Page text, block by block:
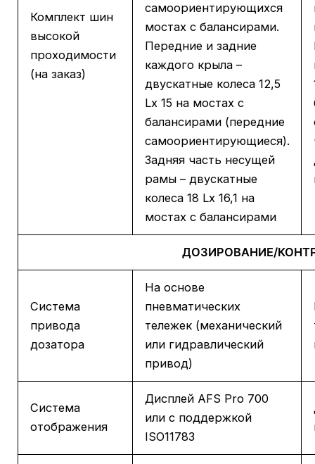
Комплект шин
высокой
проходимости
(на заказ)
самоориентирующихся
мостах с балансирами.
Передние и задние
каждого крыла –
двускатные колеса 12,5
Lx 15 на мостах с
балансирами (передние
самоориентирующиеся).
Задняя часть несущей
рамы – двускатные
колеса 18 Lx 16,1 на
мостах с балансирами
ДОЗИРОВАНИЕ/
Система
привода
дозатора
На основе
пневматических
тележек (механический
или гидравлический
привод)
Система
отображения
Дисплей AFS Pro 700
или с поддержкой
ISO11783